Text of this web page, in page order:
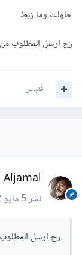
حاولت وما زبط
رح ارسل المطلوب من
اقتباس
Aljamal
نشر5 مايو 2022
رح ارسل